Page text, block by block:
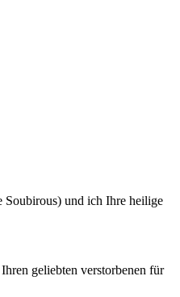
und ich Ihre heilige
geliebten verstorbenen für